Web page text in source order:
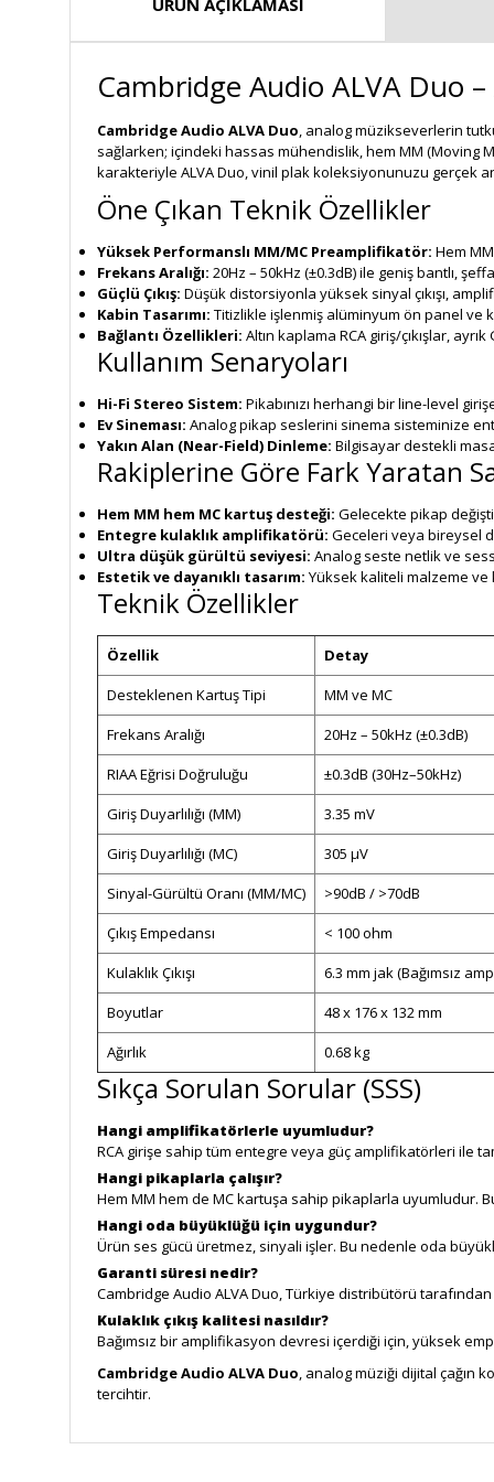
Cambridge Audio ALVA Duo
Cambridge Audio ALVA Duo , analog müzikseverlerin
sağlarken; içindeki hassas mühendislik, hem MM (Moving
karakteriyle ALVA Duo, vinil plak koleksiyonunuzu gerçek
Öne Çıkan Teknik Özellikler
Yüksek Performanslı MM/MC Preamplifikatör: Hem
Frekans Aralığı: 20Hz – 50kHz (±0.3dB) ile geniş bantlı,
Güçlü Çıkış: Düşük distorsiyonla yüksek sinyal çıkışı,
Kabin Tasarımı: Titizlikle işlenmiş alüminyum ön panel ve
Bağlantı Özellikleri: Altın kaplama RCA giriş/çıkışlar,
Kullanım Senaryoları
Hi-Fi Stereo Sistem: Pikabınızı herhangi bir line-level
Ev Sineması: Analog pikap seslerini sinema sisteminize
Yakın Alan (Near-Field) Dinleme: Bilgisayar destekli
Rakiplerine Göre Fark Yaratan
Hem MM hem MC kartuş desteği: Gelecekte pikap
Entegre kulaklık amplifikatörü: Geceleri veya bireysel
Ultra düşük gürültü seviyesi: Analog seste netlik ve
Estetik ve dayanıklı tasarım: Yüksek kaliteli malzeme ve
Teknik Özellikler
Özellik
Detay
Desteklenen Kartuş Tipi
MM ve MC
Frekans Aralığı
20Hz – 50kHz (±0.3dB)
RIAA Eğrisi Doğruluğu
±0.3dB (30Hz–50kHz)
Giriş Duyarlılığı (MM)
3.35 mV
Giriş Duyarlılığı (MC)
305 µV
Sinyal-Gürültü Oranı (MM/MC)
>90dB / >70dB
Çıkış Empedansı
< 100 ohm
Kulaklık Çıkışı
6.3 mm jak (Bağımsız
Boyutlar
48 x 176 x 132 mm
Ağırlık
0.68 kg
Sıkça Sorulan Sorular (SSS)
Hangi amplifikatörlerle uyumludur?
RCA girişe sahip tüm entegre veya güç amplifikatörleri ile
Hangi pikaplarla çalışır?
Hem MM hem de MC kartuşa sahip pikaplarla uyumludur.
Hangi oda büyüklüğü için uygundur?
Ürün ses gücü üretmez, sinyali işler. Bu nedenle oda
Garanti süresi nedir?
Cambridge Audio ALVA Duo, Türkiye distribütörü tarafından
Kulaklık çıkış kalitesi nasıldır?
Bağımsız bir amplifikasyon devresi içerdiği için, yüksek
Cambridge Audio ALVA Duo , analog müziği dijital çağın
tercihtir.